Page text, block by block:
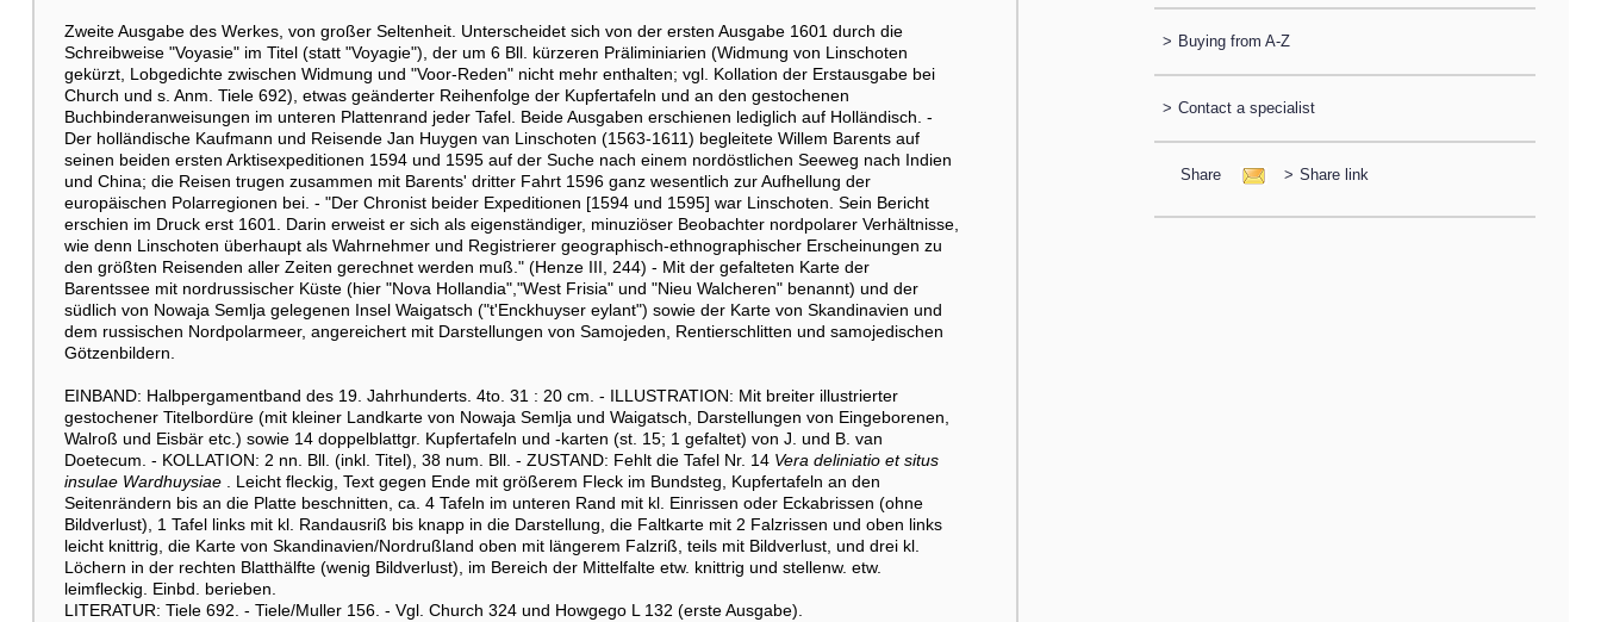
Zweite Ausgabe des Werkes, von großer Seltenheit. Unterscheidet sich von der ersten Ausgabe 1601 durch die
Schreibweise "Voyasie" im Titel (statt "Voyagie"), der um 6 Bll. kürzeren Präliminiarien (Widmung von Linschoten
gekürzt, Lobgedichte zwischen Widmung und "Voor-Reden" nicht mehr enthalten; vgl. Kollation der Erstausgabe bei
Church und s. Anm. Tiele 692), etwas geänderter Reihenfolge der Kupfertafeln und an den gestochenen
Buchbinderanweisungen im unteren Plattenrand jeder Tafel. Beide Ausgaben erschienen lediglich auf Holländisch. -
Der holländische Kaufmann und Reisende Jan Huygen van Linschoten (1563-1611) begleitete Willem Barents auf
seinen beiden ersten Arktisexpeditionen 1594 und 1595 auf der Suche nach einem nordöstlichen Seeweg nach Indien
und China; die Reisen trugen zusammen mit Barents' dritter Fahrt 1596 ganz wesentlich zur Aufhellung der
europäischen Polarregionen bei. - "Der Chronist beider Expeditionen [1594 und 1595] war Linschoten. Sein Bericht
erschien im Druck erst 1601. Darin erweist er sich als eigenständiger, minuziöser Beobachter nordpolarer Verhältnisse,
wie denn Linschoten überhaupt als Wahrnehmer und Registrierer geographisch-ethnographischer Erscheinungen zu
den größten Reisenden aller Zeiten gerechnet werden muß." (Henze III, 244) - Mit der gefalteten Karte der
Barentssee mit nordrussischer Küste (hier "Nova Hollandia","West Frisia" und "Nieu Walcheren" benannt) und der
südlich von Nowaja Semlja gelegenen Insel Waigatsch ("t'Enckhuyser eylant") sowie der Karte von Skandinavien und
dem russischen Nordpolarmeer, angereichert mit Darstellungen von Samojeden, Rentierschlitten und samojedischen
Götzenbildern.
EINBAND: Halbpergamentband des 19. Jahrhunderts. 4to. 31 : 20 cm. - ILLUSTRATION: Mit breiter illustrierter
gestochener Titelbordüre (mit kleiner Landkarte von Nowaja Semlja und Waigatsch, Darstellungen von Eingeborenen,
Walroß und Eisbär etc.) sowie 14 doppelblattgr. Kupfertafeln und -karten (st. 15; 1 gefaltet) von J. und B. van
Doetecum. - KOLLATION: 2 nn. Bll. (inkl. Titel), 38 num. Bll. - ZUSTAND: Fehlt die Tafel Nr. 14 Vera deliniatio et situs
insulae Wardhuysiae. Leicht fleckig, Text gegen Ende mit größerem Fleck im Bundsteg, Kupfertafeln an den
Seitenrändern bis an die Platte beschnitten, ca. 4 Tafeln im unteren Rand mit kl. Einrissen oder Eckabrissen (ohne
Bildverlust), 1 Tafel links mit kl. Randausriß bis knapp in die Darstellung, die Faltkarte mit 2 Falzrissen und oben links
leicht knittrig, die Karte von Skandinavien/Nordrußland oben mit längerem Falzriß, teils mit Bildverlust, und drei kl.
Löchern in der rechten Blatthälfte (wenig Bildverlust), im Bereich der Mittelfalte etw. knittrig und stellenw. etw.
leimfleckig. Einbd. berieben.
LITERATUR: Tiele 692. - Tiele/Muller 156. - Vgl. Church 324 und Howgego L 132 (erste Ausgabe).
> Buying from A-Z
> Contact a specialist
Share > Share link